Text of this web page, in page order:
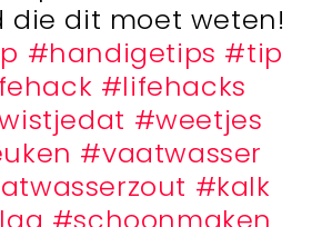
die dit moet weten!
#handigetips #tip
#lifehacks
#weetjes
#vaatwasser
#kalk